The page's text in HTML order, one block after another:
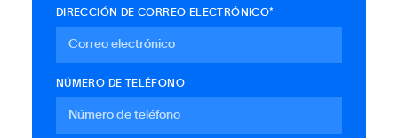
DIRECCIÓN DE CORREO ELECTRÓNICO*
NÚMERO DE TELÉFONO